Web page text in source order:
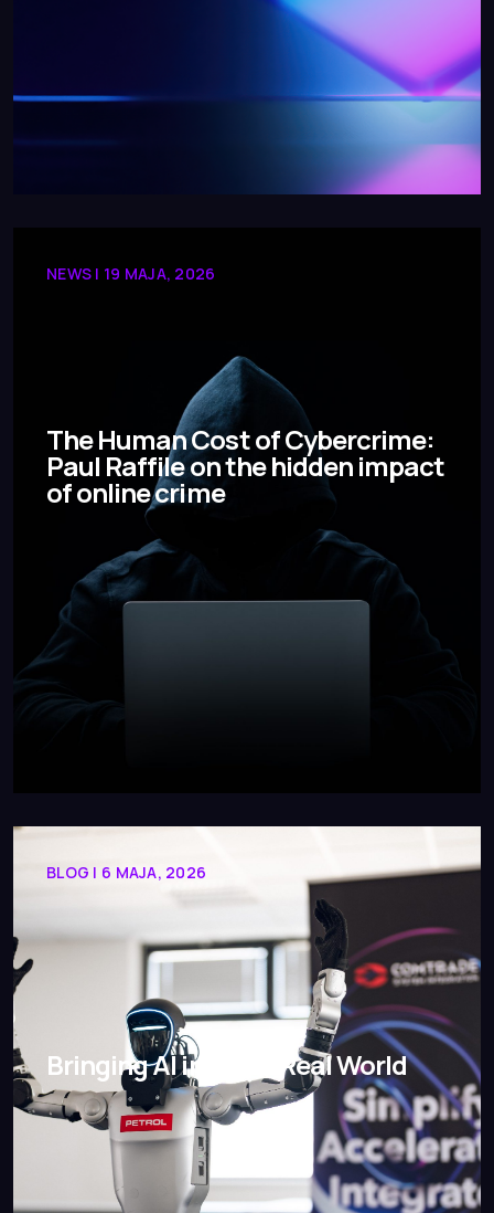
NEWS | 19 MAJA, 2026
The Human Cost of Cybercrime:
Paul Raffile on the hidden impact
of online crime
BLOG | 6 MAJA, 2026
Bringing AI into the Real World